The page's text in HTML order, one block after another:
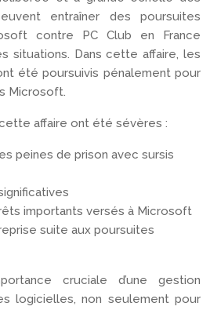
entraîner des poursuites
contre PC Club en France
situations. Dans cette affaire, les
été poursuivis pénalement pour
Microsoft.
affaire ont été sévères :
peines de prison avec sursis
importants versés à Microsoft
suite aux poursuites
cruciale d’une gestion
logicielles, non seulement pour